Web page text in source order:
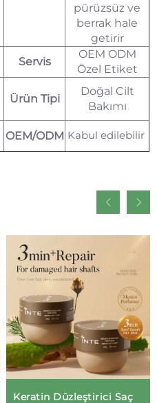
pürüzsüz ve
berrak hale
getirir
Servis
OEM ODM
Özel Etiket
Ürün Tipi
Doğal Cilt
Bakımı
OEM/ODM Kabul edilebilir
Keratin Düzleştirici Saç